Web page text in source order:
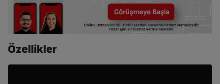
Özellikler